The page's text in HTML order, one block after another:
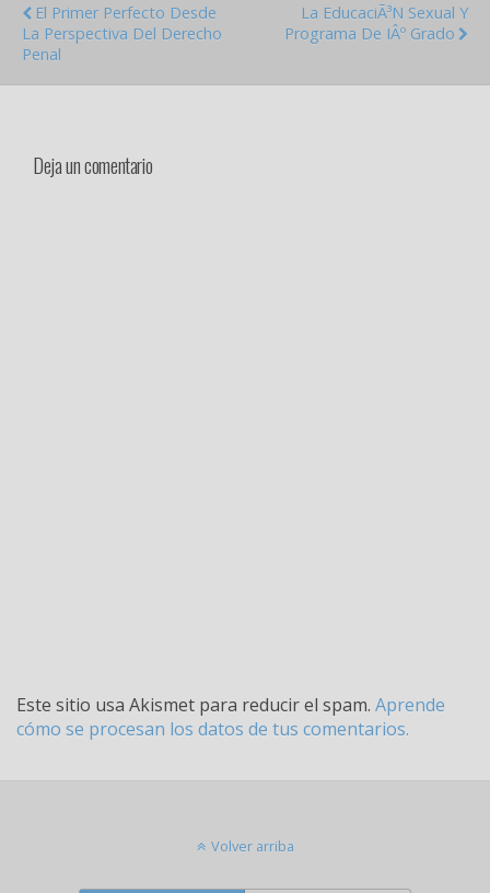
El Primer Perfecto Desde
La Perspectiva Del Derecho
Penal
La EducaciÃ³n Sexual Y
Programa De IÂº Grado
Deja un comentario
Este sitio usa Akismet para reducir el spam. Aprende
cómo se procesan los datos de tus comentarios.
Volver arriba